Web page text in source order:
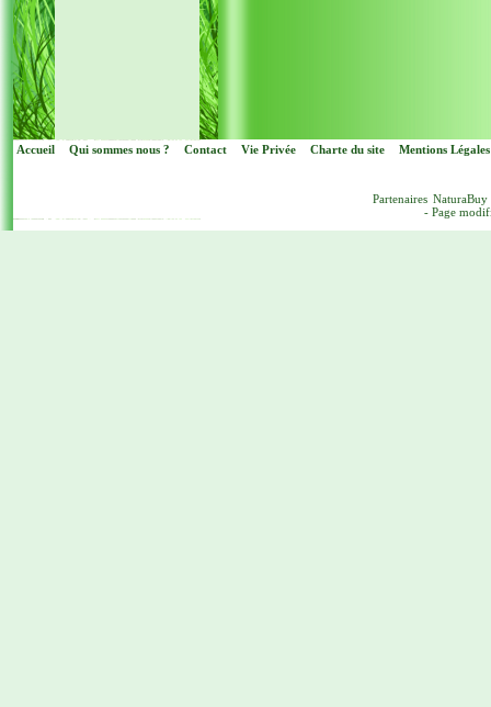
Accueil Qui sommes nous ? Contact Vie Privée Charte du site Mentions Légales
Partenaires NaturaBuy
- Page